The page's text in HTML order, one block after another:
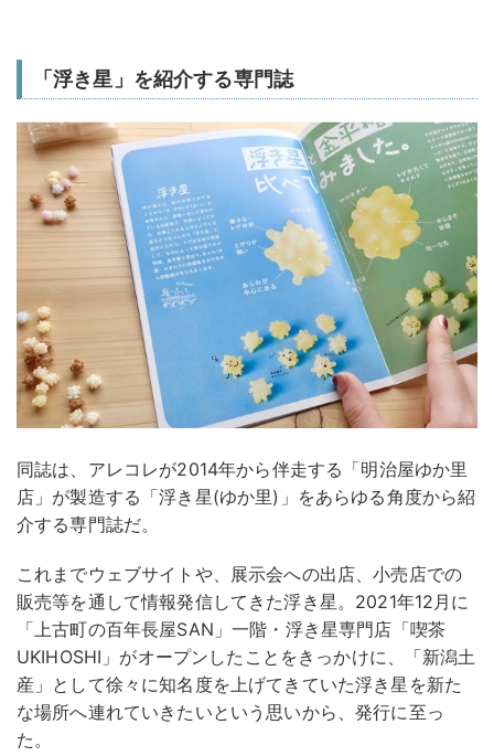
「浮き星」を紹介する専門誌
同誌は、アレコレが2014年から伴走する「明治屋ゆか里
店」が製造する「浮き星(ゆか里)」をあらゆる角度から紹
介する専門誌だ。
これまでウェブサイトや、展示会への出店、小売店での
販売等を通して情報発信してきた浮き星。2021年12月に
「上古町の百年長屋SAN」一階・浮き星専門店「喫茶
UKIHOSHI」がオープンしたことをきっかけに、「新潟土
産」として徐々に知名度を上げてきていた浮き星を新た
な場所へ連れていきたいという思いから、発行に至っ
た。